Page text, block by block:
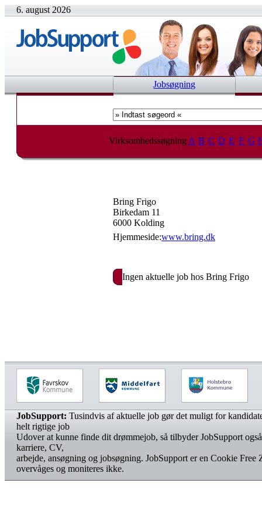
6. august 2026
Jobsøgning
Virksomhedssøgning A B C D E F G
Bring Frigo
Birkedam 11
6000 Kolding
Hjemmeside:www.bring.dk
Ingen aktuelle job hos Bring Frigo
JobSupport: Tusindvis af aktuelle job gør det muligt for
helt rigtige job
Udover at kunne finde dit drømmejob, så tilbyder JobSupport
karriere, CV,
arbejde, ansøgning og jobsøgning. JobSupport er en Cookie Free
overvåges og moniteres ikke.